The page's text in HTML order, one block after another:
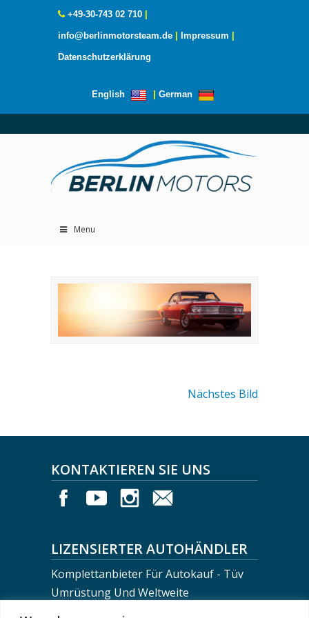
+49-30-743 02 710
info@berlinmotorsteam.de Impressum
Datenschutzerklärung
English German
Menu
Nächstes Bild
KONTAKTIEREN SIE UNS
LIZENSIERTER AUTOHÄNDLER
Komplettanbieter Für Autokauf - Tüv
Umrüstung Und Weltweite